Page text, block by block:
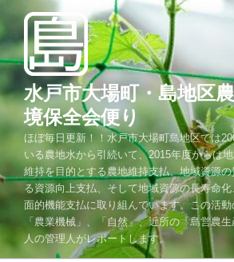
テ
ン
ツ
へ
ス
ッ
プ
水戸市大場町・島地区
境保全会便り
ほぼ毎日更新！！水戸市大場町島地区では
いる農地水から引続いて、2015年度からは
維持を目的とする農地維持支払、地域資源
る資源向上支払、そして地域資源の長寿命
面的機能支払に取り組んでいます。この活
「農業機械」、「自然」、近所の「島営農
人の管理人がレポートします。